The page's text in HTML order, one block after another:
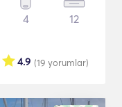
4 12
(19 yorumlar)
4.9